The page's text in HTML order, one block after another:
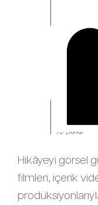
Hikâyeyi görsel
filmleri, içerik